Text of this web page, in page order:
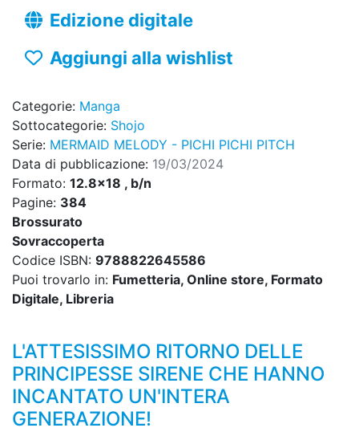
Edizione digitale
Aggiungi alla wishlist
Categorie: Manga
Sottocategorie: Shojo
Serie: MERMAID MELODY - PICHI PICHI PITCH
Data di pubblicazione: 19/03/2024
Formato: 12.8x18 , b/n
Pagine: 384
Brossurato
Sovraccoperta
Codice ISBN: 9788822645586
Puoi trovarlo in: Fumetteria, Online store, Formato
Digitale, Libreria
L'ATTESISSIMO RITORNO DELLE
PRINCIPESSE SIRENE CHE HANNO
INCANTATO UN'INTERA
GENERAZIONE!